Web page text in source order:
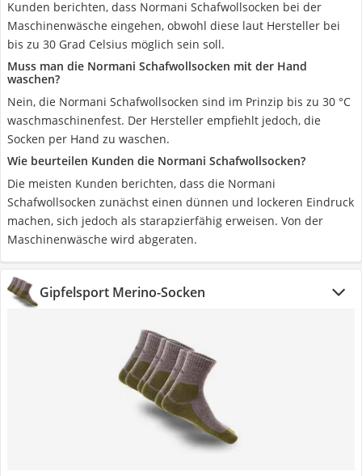
Kunden berichten, dass Normani Schafwollsocken bei der
Maschinenwäsche eingehen, obwohl diese laut Hersteller bei
bis zu 30 Grad Celsius möglich sein soll.
Muss man die Normani Schafwollsocken mit der Hand
waschen?
Nein, die Normani Schafwollsocken sind im Prinzip bis zu 30 °C
waschmaschinenfest. Der Hersteller empfiehlt jedoch, die
Socken per Hand zu waschen.
Wie beurteilen Kunden die Normani Schafwollsocken?
Die meisten Kunden berichten, dass die Normani
Schafwollsocken zunächst einen dünnen und lockeren Eindruck
machen, sich jedoch als starapzierfähig erweisen. Von der
Maschinenwäsche wird abgeraten.
Gipfelsport Merino-Socken